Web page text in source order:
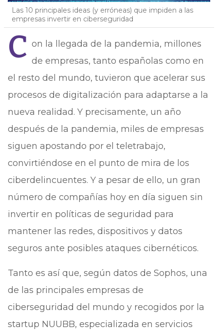
Las 10 principales ideas (y erróneas) que impiden a las
empresas invertir en ciberseguridad
C on la llegada de la pandemia, millones
de empresas, tanto españolas como en
el resto del mundo, tuvieron que acelerar sus
procesos de digitalización para adaptarse a la
nueva realidad. Y precisamente, un año
después de la pandemia, miles de empresas
siguen apostando por el teletrabajo,
convirtiéndose en el punto de mira de los
ciberdelincuentes. Y a pesar de ello, un gran
número de compañías hoy en día siguen sin
invertir en políticas de seguridad para
mantener las redes, dispositivos y datos
seguros ante posibles ataques cibernéticos.
Tanto es así que, según datos de Sophos, una
de las principales empresas de
ciberseguridad del mundo y recogidos por la
startup NUUBB, especializada en servicios